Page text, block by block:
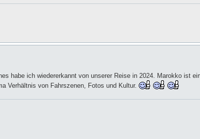
habe ich wiedererkannt von unserer Reise in 2024. Marokko ist
Verhältnis von Fahrszenen, Fotos und Kultur.